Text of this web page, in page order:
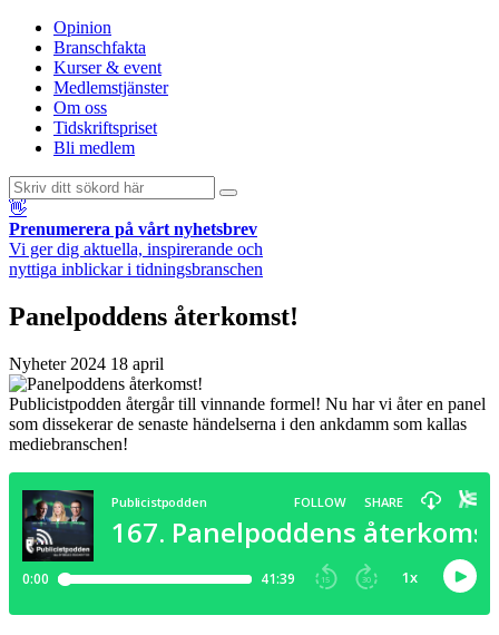
Opinion
Branschfakta
Kurser & event
Medlemstjänster
Om oss
Tidskriftspriset
Bli medlem
👋
Prenumerera på vårt nyhetsbrev
Vi ger dig aktuella, inspirerande och
nyttiga inblickar i tidningsbranschen
Panelpoddens återkomst!
Nyheter 2024 18 april
Publicistpodden återgår till vinnande formel! Nu har vi åter en panel
som dissekerar de senaste händelserna i den ankdamm som kallas
mediebranschen!